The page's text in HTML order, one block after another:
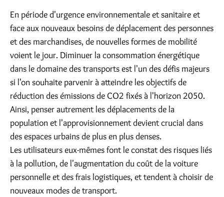
En période d'urgence environnementale et sanitaire et
face aux nouveaux besoins de déplacement des personnes
et des marchandises, de nouvelles formes de mobilité
voient le jour. Diminuer la consommation énergétique
dans le domaine des transports est l'un des défis majeurs
si l'on souhaite parvenir à atteindre les objectifs de
réduction des émissions de CO2 fixés à l'horizon 2050.
Ainsi, penser autrement les déplacements de la
population et l'approvisionnement devient crucial dans
des espaces urbains de plus en plus denses.
Les utilisateurs eux-mêmes font le constat des risques liés
à la pollution, de l'augmentation du coût de la voiture
personnelle et des frais logistiques, et tendent à choisir de
nouveaux modes de transport.